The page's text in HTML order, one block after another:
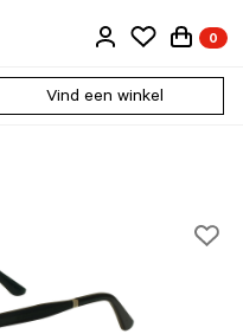
0
Vind een winkel